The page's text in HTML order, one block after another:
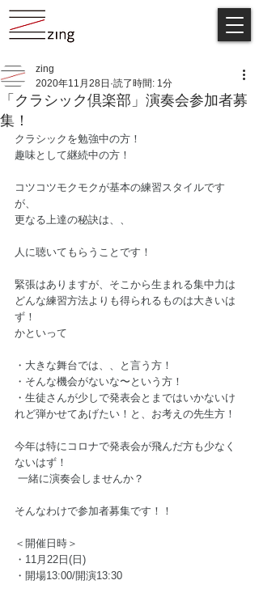
「クラシック倶楽部」演奏会参加者募
集！
zing
2020年11月28日 読了時間: 1分
クラシックを勉強中の方！
趣味として継続中の方！
コツコツモクモクが基本の練習スタイルです
が、
更なる上達の秘訣は、、
人に聴いてもらうことです！
緊張はありますが、そこから生まれる集中力は
どんな練習方法よりも得られるものは大きいは
ず！
かといって
・大きな舞台では、、と言う方！
・そんな機会がないな〜という方！
・生徒さんが少しで発表会とまではいかないけ
れど弾かせてあげたい！と、お考えの先生方！
今年は特にコロナで発表会が飛んだ方も少なく
ないはず！
一緒に演奏会しませんか？
そんなわけで参加者募集です！！
＜開催日時＞
・11月22日(日)
・開場13:00/開演13:30